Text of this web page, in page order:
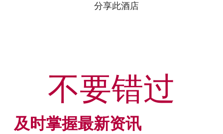
分享此酒店
及时掌握最新资讯
不要错过